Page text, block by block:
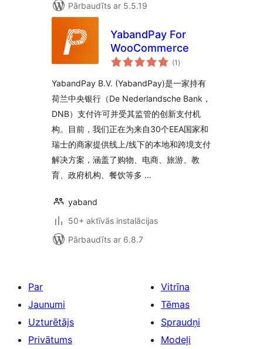
Pārbaudīts ar 5.5.19
YabandPay For
WooCommerce
(1 vērtējumu
kopsumma
)
YabandPay B.V. (YabandPay)是一家持有
荷兰中央银行（De Nederlandsche Bank，
DNB）支付许可并受其监管的创新支付机
构。目前，我们正在为来自30个EEA国家和
瑞士的商家提供线上/线下的本地和跨境支付
解决方案，涵盖了购物、电商、旅游、教
育、政府机构、餐饮等多 …
yaband
50+ aktīvās instalācijas
Pārbaudīts ar 6.8.7
Par
Jaunumi
Uzturētājs
Privātums
Vitrīna
Tēmas
Spraudņi
Modeļi